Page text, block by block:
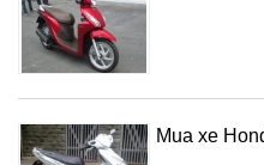
Mua xe